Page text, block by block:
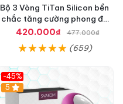
Bộ 3 Vòng TiTan Silicon bền
chắc tăng cường phong độ
nam
420.000₫ 477.000₫
(659)
-45%
5